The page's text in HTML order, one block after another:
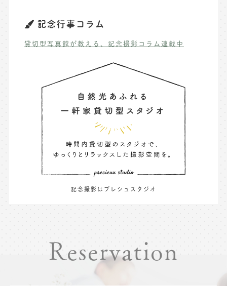
記念行事コラム
貸切型写真館が教える、記念撮影コラム連載中
記念撮影はプレシュスタジオ
Reservation